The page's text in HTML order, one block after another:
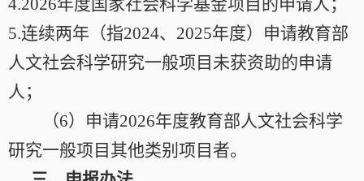
5.连续两年（指2024、 2025年度）申请教育部
人文社会科学研究一般项目未获资助的申请
人；
（6）申请2026年度教育部人文社会科学
研究一般项目其他类别项目者。